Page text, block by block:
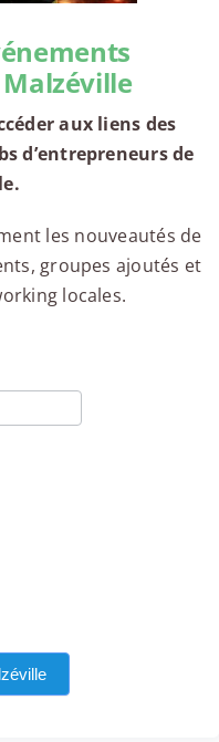
aux liens des
d’entrepreneurs de
les nouveautés de
groupes ajoutés et
locales.